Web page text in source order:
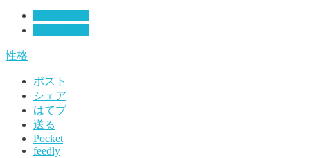
性格
ポスト
シェア
はてブ
送る
Pocket
feedly